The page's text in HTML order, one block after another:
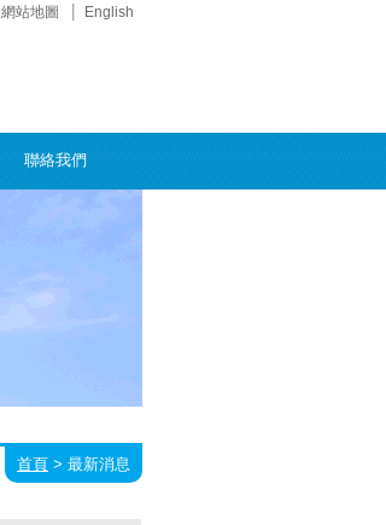
網站地圖 English
聯絡我們
首頁 > 最新消息